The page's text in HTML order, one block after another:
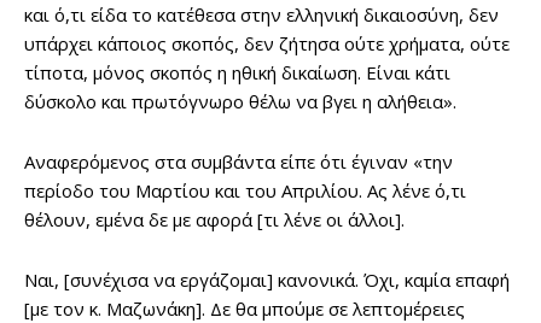
και ό,τι είδα το κατέθεσα στην ελληνική δικαιοσύνη, δεν
υπάρχει κάποιος σκοπός, δεν ζήτησα ούτε χρήματα, ούτε
τίποτα, μόνος σκοπός η ηθική δικαίωση. Είναι κάτι
δύσκολο και πρωτόγνωρο θέλω να βγει η αλήθεια».
Αναφερόμενος στα συμβάντα είπε ότι έγιναν «την
περίοδο του Μαρτίου και του Απριλίου. Ας λένε ό,τι
θέλουν, εμένα δε με αφορά [τι λένε οι άλλοι].
Ναι, [συνέχισα να εργάζομαι] κανονικά. Όχι, καμία επαφή
[με τον κ. Μαζωνάκη]. Δε θα μπούμε σε λεπτομέρειες